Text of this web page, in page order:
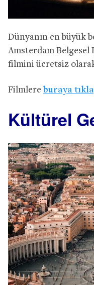
Dünyanın en büyük
Amsterdam Belgesel
filmini ücretsiz
Filmlere buraya
Kültürel